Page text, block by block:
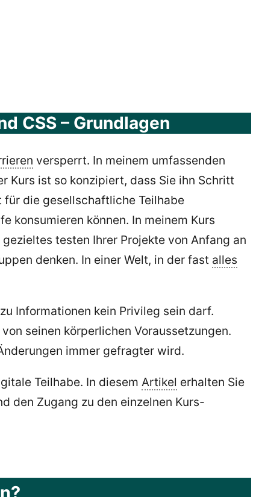
CSS – Grundlagen
versperrt. In meinem umfassenden
Kurs ist so konzipiert, dass Sie ihn Schritt
für die gesellschaftliche Teilhabe
konsumieren können. In meinem Kurs
testen Ihrer Projekte von Anfang an
denken. In einer Welt, in der fast alles
Informationen kein Privileg sein darf.
seinen körperlichen Voraussetzungen.
immer gefragter wird.
Teilhabe. In diesem Artikel erhalten Sie
den Zugang zu den einzelnen Kurs-